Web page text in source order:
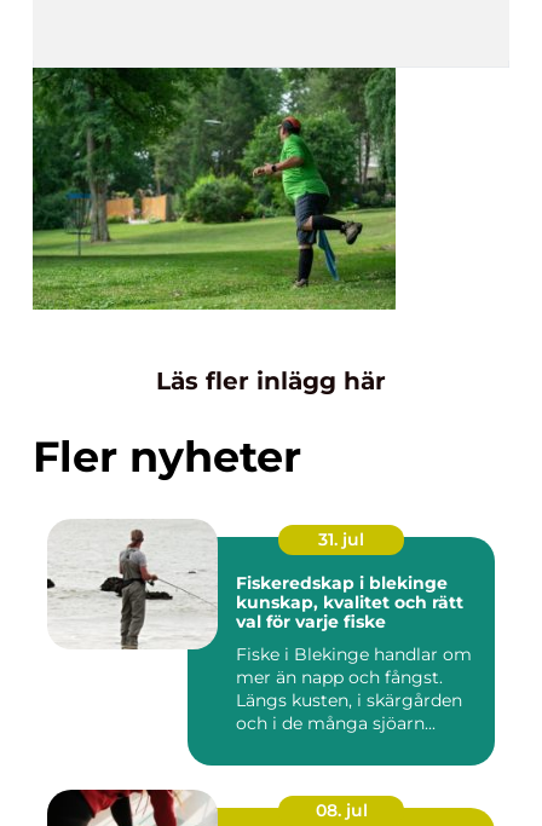
Läs fler inlägg här
Fler nyheter
31. jul
Fiskeredskap i blekinge
kunskap, kvalitet och rätt
val för varje fiske
Fiske i Blekinge handlar om
mer än napp och fångst.
Längs kusten, i skärgården
och i de många sjöarn...
08. jul